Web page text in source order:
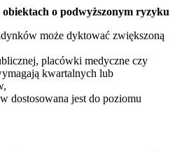
o podwyższonym ryzyku
może dyktować zwiększoną
placówki medyczne czy
kwartalnych lub
dostosowana jest do poziomu